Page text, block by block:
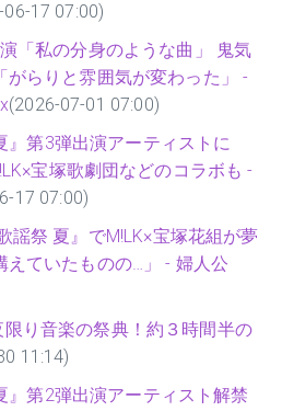
17 07:00)
「私の分身のような曲」 鬼気
らりと雰囲気が変わった」 -
(2026-07-01 07:00)
』第3弾出演アーティストに
宝塚歌劇団などのコラボも -
17 07:00)
謡祭 夏』でM!LK×宝塚花組が夢
えていたものの…」 - 婦人公
り音楽の祭典！約３時間半の
11:14)
』第2弾出演アーティスト解禁